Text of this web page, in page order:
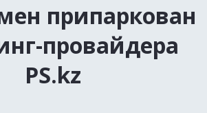
припаркован
провайдера
PS.kz